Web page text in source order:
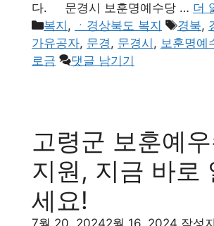
다. 문경시 보훈명예수당 … 더
카
테
고
복지 , ㆍ경상북도 복지
태
그
경북,
가유공자, 문경, 문경시 , 보훈명예
로금
댓글 남기기
고령군 보훈예
지원, 지금 바로
세요!
7월 20, 20242월 16, 2024 작성